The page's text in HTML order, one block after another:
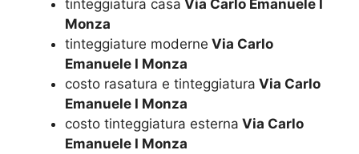
tinteggiatura casa Via Carlo Emanuele I
Monza
tinteggiature moderne Via Carlo
Emanuele I Monza
costo rasatura e tinteggiatura Via Carlo
Emanuele I Monza
costo tinteggiatura esterna Via Carlo
Emanuele I Monza